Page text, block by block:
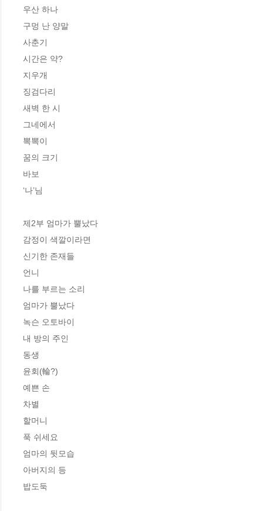
우산 하나
구멍 난 양말
사춘기
시간은 약?
지우개
징검다리
새벽 한 시
그네에서
뽁뽁이
꿈의 크기
바보
‘나’님
제2부 엄마가 뿔났다
감정이 색깔이라면
신기한 존재들
언니
나를 부르는 소리
엄마가 뿔났다
녹슨 오토바이
내 방의 주인
동생
윤회(輪?)
예쁜 손
차별
할머니
푹 쉬세요
엄마의 뒷모습
아버지의 등
밥도둑